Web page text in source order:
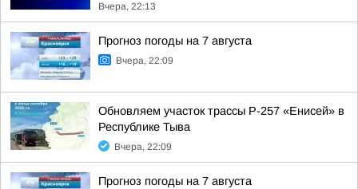
Вчера, 22:13
Прогноз погоды на 7 августа
Вчера, 22:09
Обновляем участок трассы Р-257 «Енисей» в
Республике Тыва
Вчера, 22:09
Прогноз погоды на 7 августа